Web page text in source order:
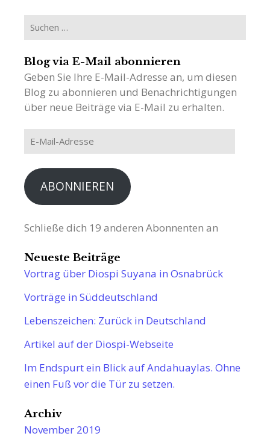
Suchen
nach:
Blog via E-Mail abonnieren
Geben Sie Ihre E-Mail-Adresse an, um diesen
Blog zu abonnieren und Benachrichtigungen
über neue Beiträge via E-Mail zu erhalten.
E-
Mail-
Adresse
ABONNIEREN
Schließe dich 19 anderen Abonnenten an
Neueste Beiträge
Vortrag über Diospi Suyana in Osnabrück
Vorträge in Süddeutschland
Lebenszeichen: Zurück in Deutschland
Artikel auf der Diospi-Webseite
Im Endspurt ein Blick auf Andahuaylas. Ohne
einen Fuß vor die Tür zu setzen.
Archiv
November 2019